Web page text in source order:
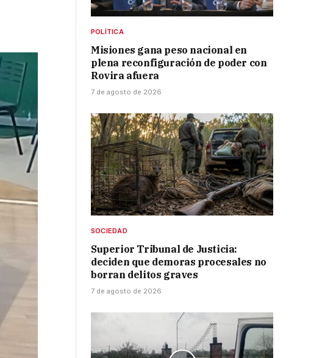
POLÍTICA
Misiones gana peso nacional en
plena reconfiguración de poder con
Rovira afuera
7 de agosto de 2026
SOCIEDAD
Superior Tribunal de Justicia:
deciden que demoras procesales no
borran delitos graves
7 de agosto de 2026